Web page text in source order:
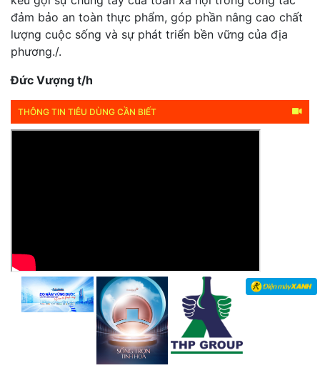
đảm bảo an toàn thực phẩm, góp phần nâng cao chất
lượng cuộc sống và sự phát triển bền vững của địa
phương./.
Đức Vượng t/h
THÔNG TIN TIÊU DÙNG CẦN BIẾT